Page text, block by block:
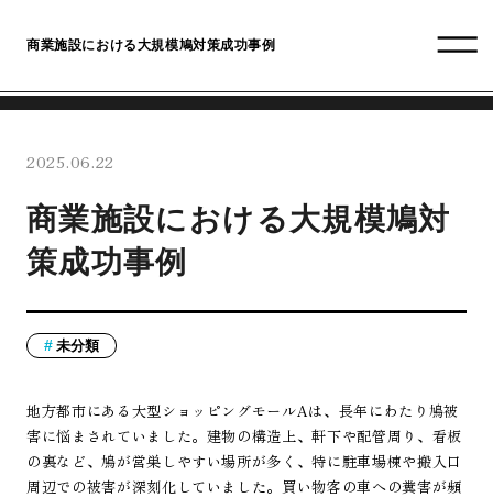
商業施設における大規模鳩対策成功事例
2025.06.22
商業施設における大規模鳩対
策成功事例
未分類
地方都市にある大型ショッピングモールAは、長年にわたり鳩被
害に悩まされていました。建物の構造上、軒下や配管周り、看板
の裏など、鳩が営巣しやすい場所が多く、特に駐車場棟や搬入口
周辺での被害が深刻化していました。買い物客の車への糞害が頻